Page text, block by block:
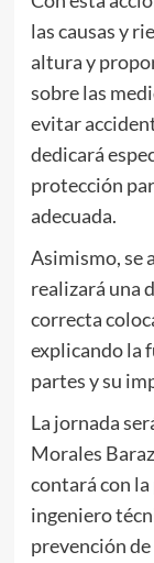
las causas y
altura y
sobre las
evitar
dedicará
protección
adecuada.
Asimismo, se
realizará una
correcta
explicando la
partes y su
La jornada
Morales
contará con
ingeniero
prevención